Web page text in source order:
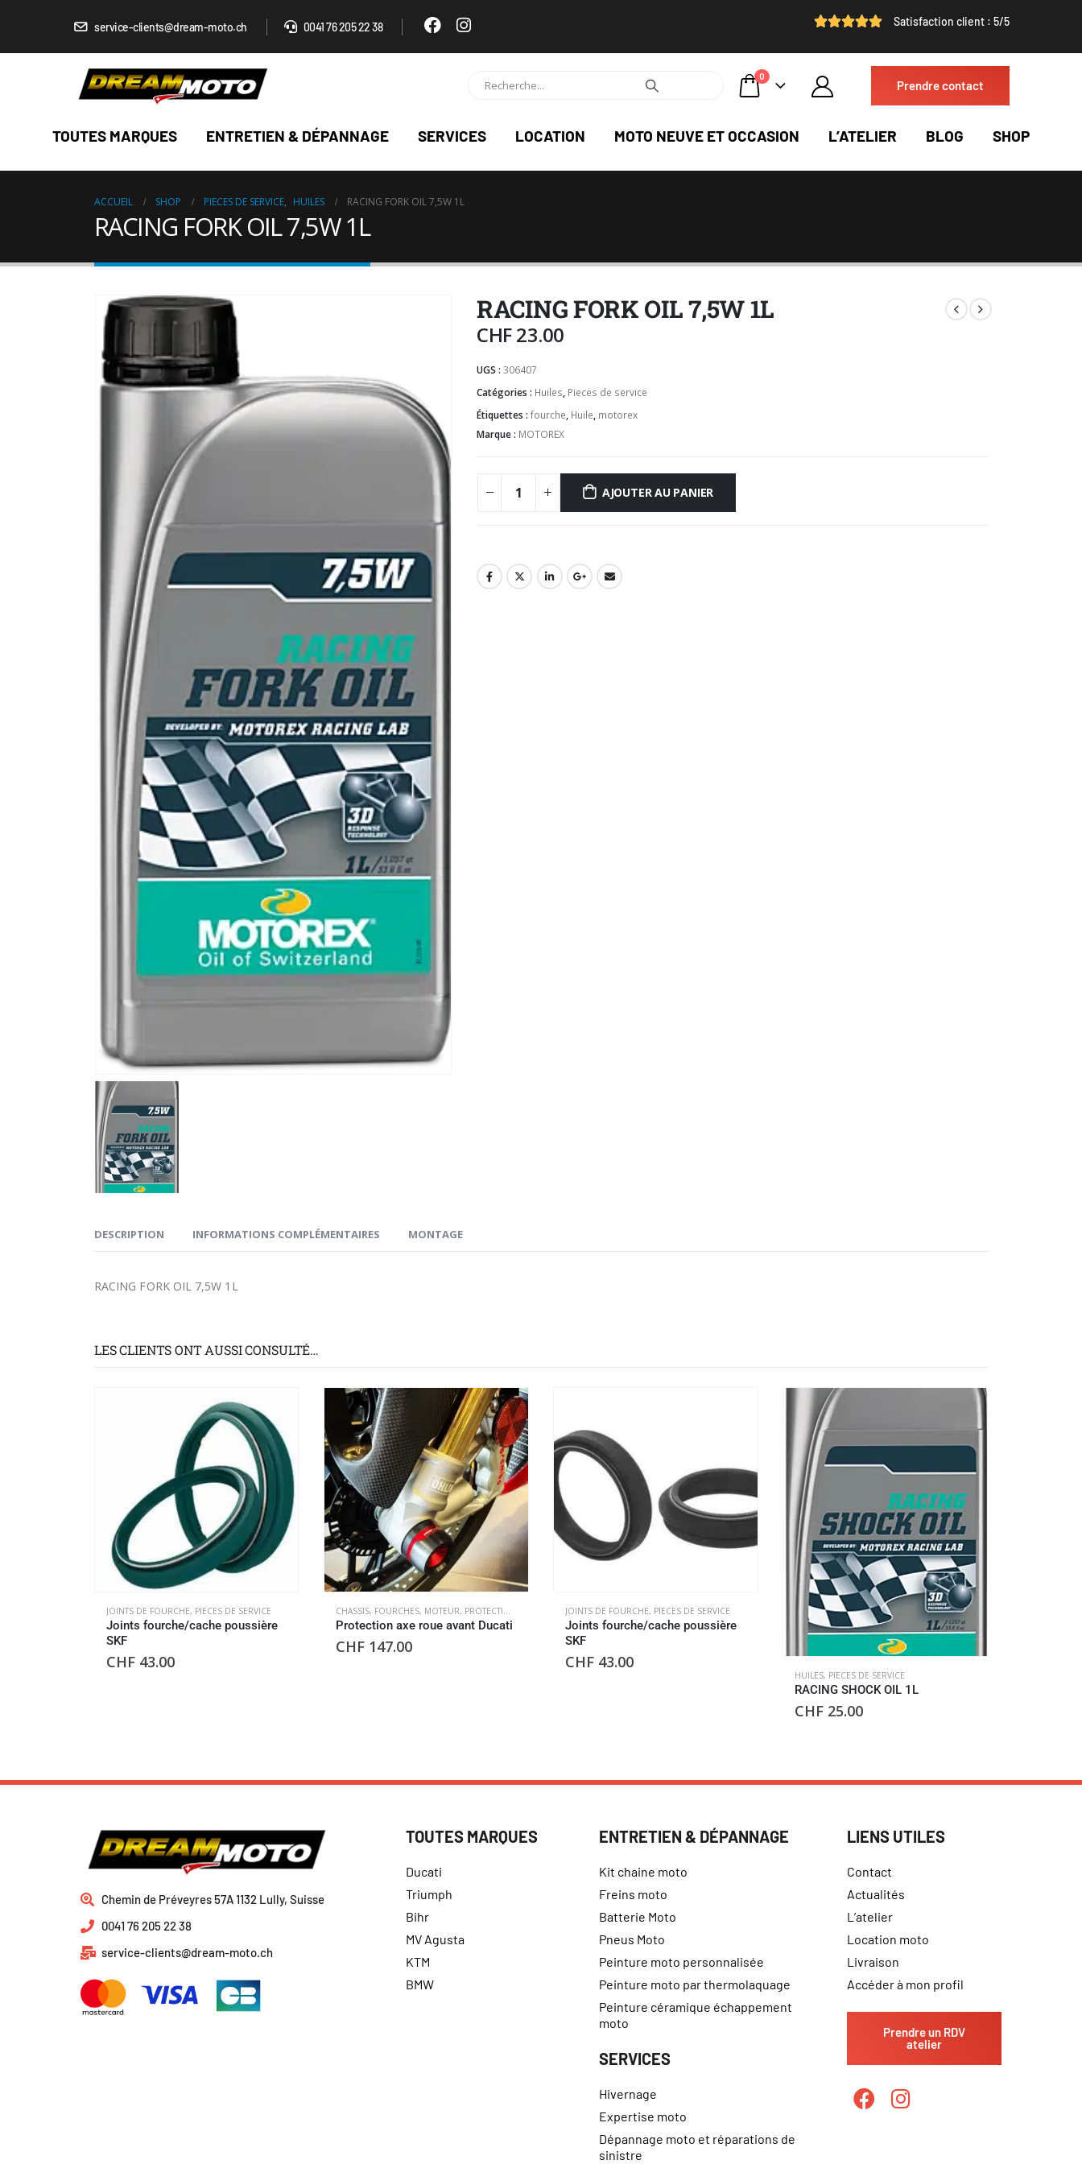
service-clients@dream-moto.ch 0041 76 205 22 38 Satisfaction client : 5/5
0
Prendre contact
TOUTES MARQUES ENTRETIEN & DÉPANNAGE SERVICES LOCATION MOTO NEUVE ET OCCASION L’ATELIER BLOG SHOP
ACCUEIL SHOP PIECES DE SERVICE, HUILES RACING FORK OIL 7,5W 1L
RACING FORK OIL 7,5W 1L
RACING FORK OIL 7,5W 1L
CHF23.00
UGS : 306407
Catégories : Huiles, Pieces de service
Étiquettes : fourche, Huile, motorex
Marque : MOTOREX
AJOUTER AU PANIER
DESCRIPTION INFORMATIONS COMPLÉMENTAIRES MONTAGE
RACING FORK OIL 7,5W 1L
LES CLIENTS ONT AUSSI CONSULTÉ…
JOINTS DE FOURCHE, PIECES DE SERVICE
Joints fourche/cache poussière
SKF
CHF 43.00
CHASSIS, FOURCHES, MOTEUR, PROTECTIONS DE CHUTE MOTEUR , ROUES
Protection axe roue avant Ducati
CHF 147.00
JOINTS DE FOURCHE, PIECES DE SERVICE
Joints fourche/cache poussière
SKF
CHF 43.00
HUILES, PIECES DE SERVICE
RACING SHOCK OIL 1L
CHF 25.00
Chemin de Préveyres 57A 1132 Lully, Suisse
0041 76 205 22 38
service-clients@dream-moto.ch
TOUTES MARQUES
Ducati
Triumph
Bihr
MV Agusta
KTM
BMW
ENTRETIEN & DÉPANNAGE
Kit chaine moto
Freins moto
Batterie Moto
Pneus Moto
Peinture moto personnalisée
Peinture moto par thermolaquage
Peinture céramique échappement
moto
SERVICES
Hivernage
Expertise moto
Dépannage moto et réparations de
sinistre
LIENS UTILES
Contact
Actualités
L’atelier
Location moto
Livraison
Accéder à mon profil
Prendre un RDV
atelier